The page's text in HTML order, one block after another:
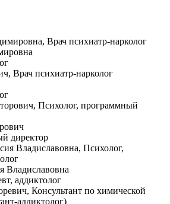
директор
Владиславовна
аддиктолог